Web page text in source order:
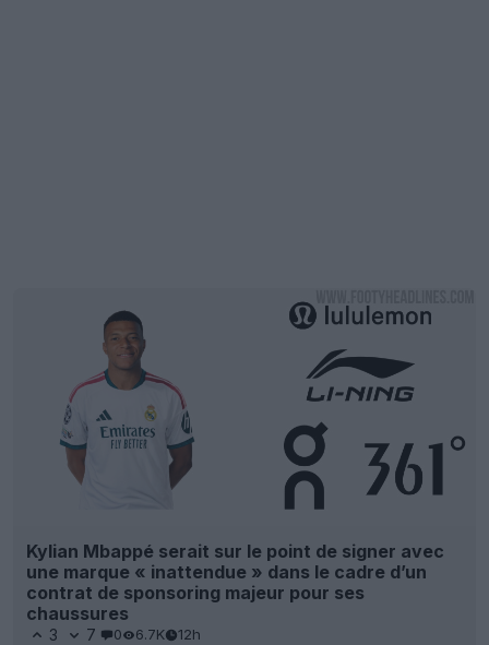
Kylian Mbappé serait sur le point de signer avec
une marque « inattendue » dans le cadre d’un
contrat de sponsoring majeur pour ses
chaussures
3 7 0 6.7K 12h